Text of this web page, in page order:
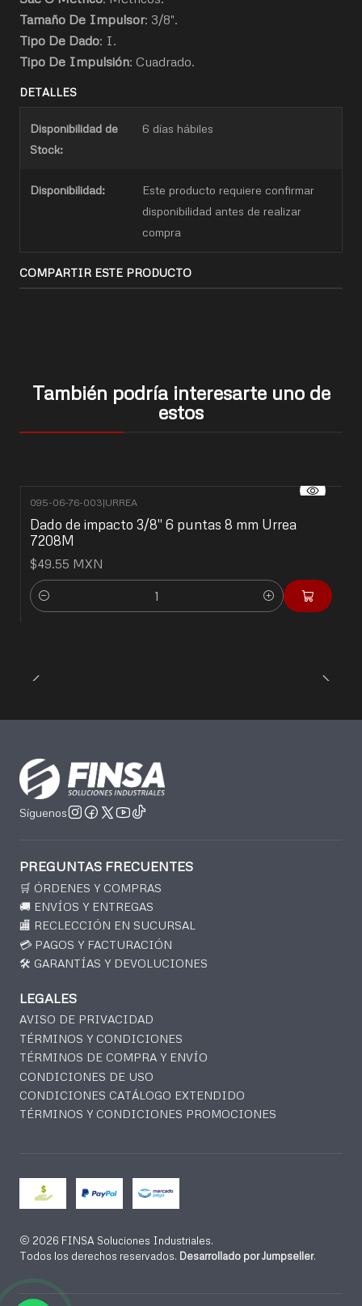
Tamaño De Impulsor: 3/8".
Tipo De Dado: I.
Tipo De Impulsión: Cuadrado.
DETALLES
Disponibilidad de
Stock:
6 días hábiles
Disponibilidad:
Este producto requiere confirmar
disponibilidad antes de realizar
compra
COMPARTIR ESTE PRODUCTO
También podría interesarte uno de
estos
095-06-76-003|URREA
Dado de impacto 3/8" 6 puntas 8 mm Urrea
7208M
$49.55 MXN
Cantidad
Síguenos
PREGUNTAS FRECUENTES
🛒 ÓRDENES Y COMPRAS
🚚 ENVÍOS Y ENTREGAS
🏬 RECLECCIÓN EN SUCURSAL
💳 PAGOS Y FACTURACIÓN
🛠️ GARANTÍAS Y DEVOLUCIONES
LEGALES
AVISO DE PRIVACIDAD
TÉRMINOS Y CONDICIONES
TÉRMINOS DE COMPRA Y ENVÍO
CONDICIONES DE USO
CONDICIONES CATÁLOGO EXTENDIDO
TÉRMINOS Y CONDICIONES PROMOCIONES
2026 FINSA Soluciones Industriales.
Todos los derechos reservados. Desarrollado por Jumpseller.